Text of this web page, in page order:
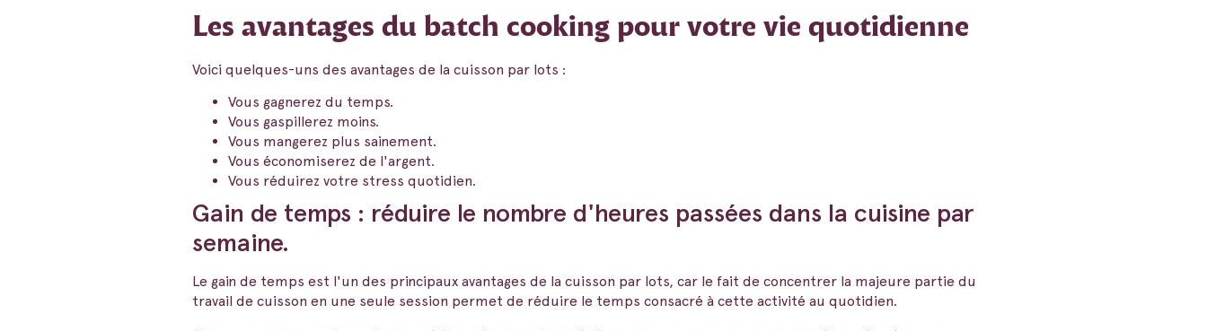
Les avantages du batch cooking pour votre vie quotidienne
Voici quelques-uns des avantages de la cuisson par lots :
Vous gagnerez du temps.
Vous gaspillerez moins.
Vous mangerez plus sainement.
Vous économiserez de l'argent.
Vous réduirez votre stress quotidien.
Gain de temps : réduire le nombre d'heures passées dans la cuisine par
semaine.
Le gain de temps est l'un des principaux avantages de la cuisson par lots, car le fait de concentrer la majeure partie du
travail de cuisson en une seule session permet de réduire le temps consacré à cette activité au quotidien.